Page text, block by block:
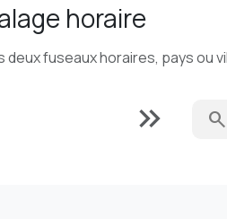
horaire
fuseaux horaires, pays ou
keyboard_double_arrow_right search